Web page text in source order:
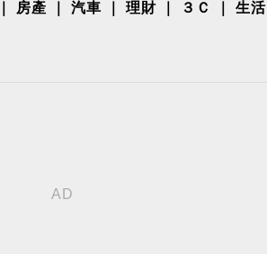
房產 汽車 理財 ３Ｃ 生活